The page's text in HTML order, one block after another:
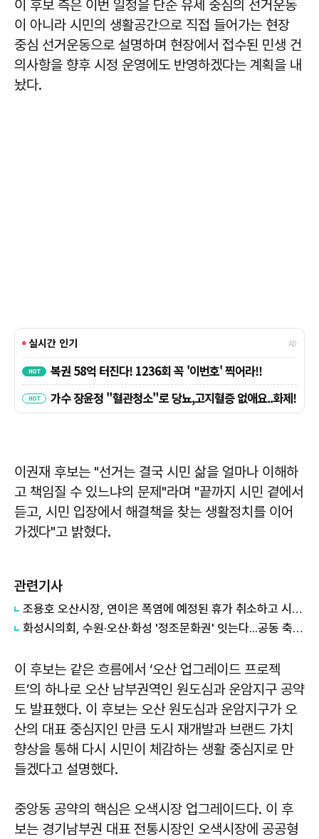
이 후보 측은 이번 일정을 단순 유세 중심의 선거운동
이 아니라 시민의 생활공간으로 직접 들어가는 현장
중심 선거운동으로 설명하며 현장에서 접수된 민생 건
의사항을 향후 시정 운영에도 반영하겠다는 계획을 내
놨다.
이권재 후보는 "선거는 결국 시민 삶을 얼마나 이해하
고 책임질 수 있느냐의 문제"라며 "끝까지 시민 곁에서
듣고, 시민 입장에서 해결책을 찾는 생활정치를 이어
가겠다"고 밝혔다.
관련기사
조용호 오산시장, 연이은 폭염에 예정된 휴가 취소하고 시민 안전 챙겨
화성시의회, 수원·오산·화성 '정조문화권' 잇는다...공동 축제·관광사업 모색
이 후보는 같은 흐름에서 ‘오산 업그레이드 프로젝
트’의 하나로 오산 남부권역인 원도심과 운암지구 공약
도 발표했다. 이 후보는 오산 원도심과 운암지구가 오
산의 대표 중심지인 만큼 도시 재개발과 브랜드 가치
향상을 통해 다시 시민이 체감하는 생활 중심지로 만
들겠다고 설명했다.
중앙동 공약의 핵심은 오색시장 업그레이드다. 이 후
보는 경기남부권 대표 전통시장인 오색시장에 공공형